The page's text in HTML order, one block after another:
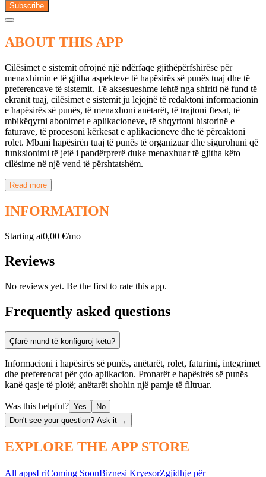
Subscribe
ABOUT THIS APP
Cilësimet e sistemit ofrojnë një ndërfaqe gjithëpërfshirëse për
menaxhimin e të gjitha aspekteve të hapësirës së punës tuaj dhe të
preferencave të sistemit. Të aksesueshme lehtë nga shiriti në fund të
ekranit tuaj, cilësimet e sistemit ju lejojnë të redaktoni informacionin
e hapësirës së punës, të menaxhoni anëtarët, të trajtoni ftesat, të
mbikëqyrni abonimet e aplikacioneve, të shqyrtoni historinë e
faturave, të procesoni kërkesat e aplikacioneve dhe të përcaktoni
rolet. Mbani hapësirën tuaj të punës të organizuar dhe sigurohuni që
funksionimi të jetë i pandërprerë duke menaxhuar të gjitha këto
cilësime në një vend të përshtatshëm.
Read more
INFORMATION
Starting at0,00 €/mo
Reviews
No reviews yet. Be the first to rate this app.
Frequently asked questions
Çfarë mund të konfiguroj këtu?
Informacioni i hapësirës së punës, anëtarët, rolet, faturimi, integrimet
dhe preferencat për çdo aplikacion. Pronarët e hapësirës së punës
kanë qasje të plotë; anëtarët shohin një pamje të filtruar.
Was this helpful? Yes
No
Don't see your question? Ask it →
EXPLORE THE APP STORE
All appsI riComing SoonBiznesi KryesorZgjidhje për